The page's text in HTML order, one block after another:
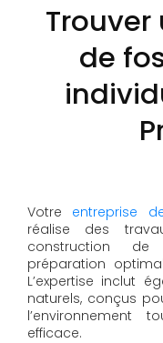
de
Votre entreprise
réalise des
construction de
préparation
L’expertise inclut
naturels, conçus
l’environnement
efficace.